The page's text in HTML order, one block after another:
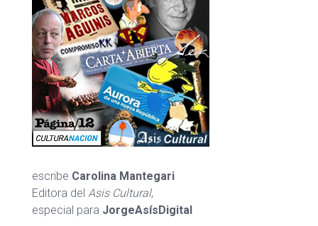
escribe Carolina Mantegari
Editora del Asis Cultural,
especial para JorgeAsísDigital